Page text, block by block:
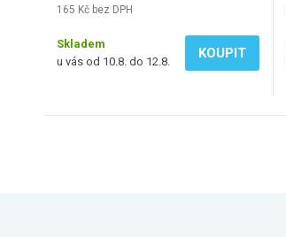
165 Kč bez DPH
Skladem
u vás od 10.8. do 12.8.
KOUPIT